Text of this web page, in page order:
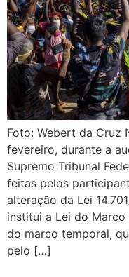
Foto: Webert da Cruz
fevereiro, durante a
Supremo Tribunal
feitas pelos
alteração da Lei
institui a Lei do
do marco temporal,
pelo […]